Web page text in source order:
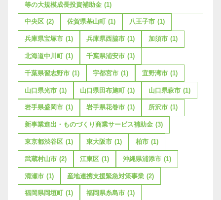
等の大規模成長投資補助金 (1)
中央区 (2) 佐賀県基山町 (1) 八王子市 (1)
兵庫県宝塚市 (1) 兵庫県西脇市 (1) 加須市 (1)
北海道中川町 (1) 千葉県浦安市 (1)
千葉県習志野市 (1) 宇都宮市 (1) 宜野湾市 (1)
山口県光市 (1) 山口県田布施町 (1) 山口県萩市 (1)
岩手県盛岡市 (1) 岩手県花巻市 (1) 所沢市 (1)
新事業進出・ものづくり商業サービス補助金 (3)
東京都渋谷区 (1) 東大阪市 (1) 柏市 (1)
武蔵村山市 (2) 江東区 (1) 沖縄県浦添市 (1)
清瀬市 (1) 産地連携支援緊急対策事業 (2)
福岡県岡垣町 (1) 福岡県糸島市 (1)